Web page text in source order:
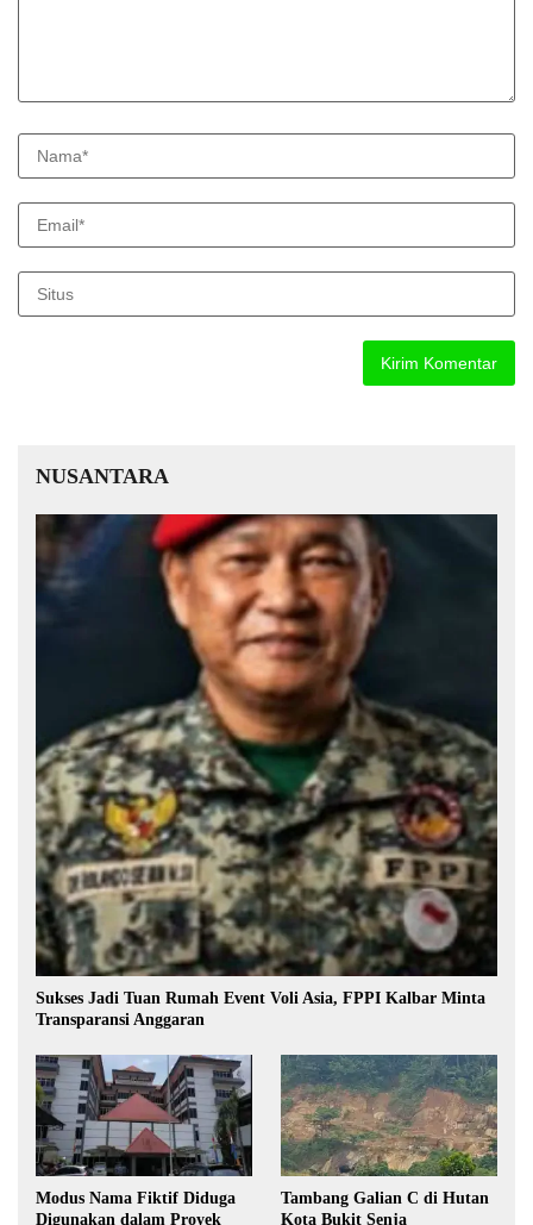
NUSANTARA
Sukses Jadi Tuan Rumah Event Voli Asia, FPPI Kalbar Minta
Transparansi Anggaran
Modus Nama Fiktif Diduga
Digunakan dalam Proyek
Tambang Galian C di Hutan
Kota Bukit Senja